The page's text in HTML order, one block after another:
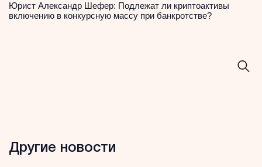
Юрист Александр Шефер: Подлежат ли криптоактивы
включению в конкурсную массу при банкротстве?
Другие новости